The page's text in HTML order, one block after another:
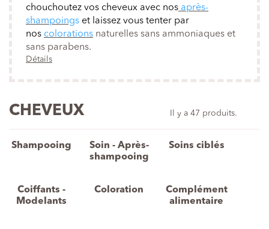
chouchoutez vos cheveux avec nos après-
shampoings et laissez vous tenter par
nos colorations naturelles sans ammoniaques et
sans parabens.
Détails
CHEVEUX Il y a 47 produits.
Shampooing
Soin - Après-
shampooing
Soins ciblés
Coiffants -
Modelants
Coloration
Complément
alimentaire